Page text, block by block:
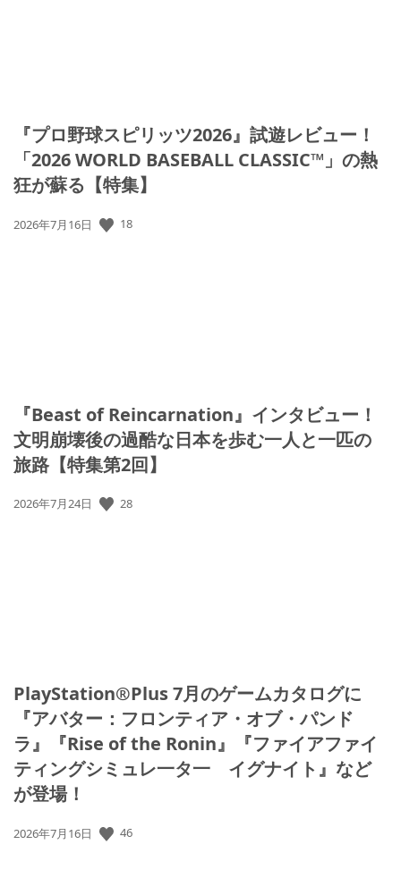
『プロ野球スピリッツ2026』試遊レビュー！
「2026 WORLD BASEBALL CLASSIC™」の熱
狂が蘇る【特集】
公
2026年7月16日 18
『Beast of Reincarnation』インタビュー！
文明崩壊後の過酷な日本を歩む一人と一匹の
旅路【特集第2回】
公
2026年7月24日 28
PlayStation®Plus 7月のゲームカタログに
『アバター：フロンティア・オブ・パンド
ラ』『Rise of the Ronin』『ファイアファイ
ティングシミュレ一タ一 イグナイト』など
が登場！
公
2026年7月16日 46